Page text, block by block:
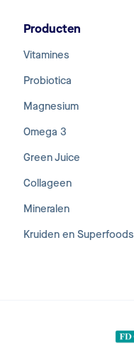
Producten
Vitamines
Probiotica
Magnesium
Omega 3
Green Juice
Collageen
Mineralen
Kruiden en Superfoods